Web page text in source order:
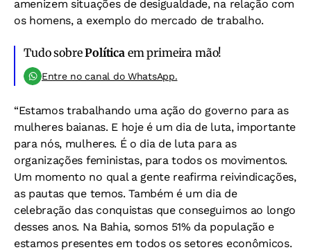
amenizem situações de desigualdade, na relação com
os homens, a exemplo do mercado de trabalho.
Tudo sobrePolítica em primeira mão!
Entre no canal do WhatsApp.
“Estamos trabalhando uma ação do governo para as
mulheres baianas. E hoje é um dia de luta, importante
para nós, mulheres. É o dia de luta para as
organizações feministas, para todos os movimentos.
Um momento no qual a gente reafirma reivindicações,
as pautas que temos. Também é um dia de
celebração das conquistas que conseguimos ao longo
desses anos. Na Bahia, somos 51% da população e
estamos presentes em todos os setores econômicos.